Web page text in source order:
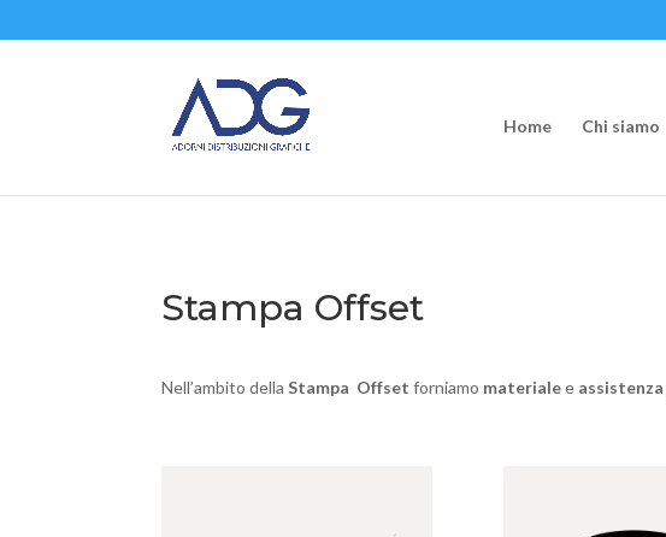
Home Chi siamo
Stampa Offset
Nell’ambito dellaStampa Offset forniamo materialee assistenza